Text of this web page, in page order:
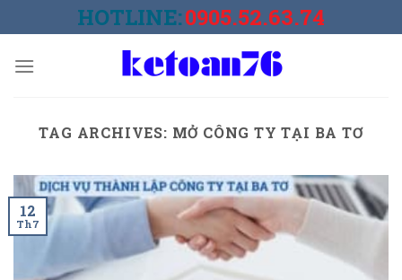
to
HOTLINE:0905.52.63.74
TAG ARCHIVES: MỞ CÔNG TY TẠI BA TƠ
12
Th7